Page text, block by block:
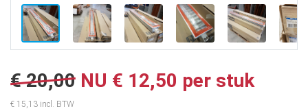
€ 20,00 NU € 12,50 per stuk
€ 15,13 incl. BTW